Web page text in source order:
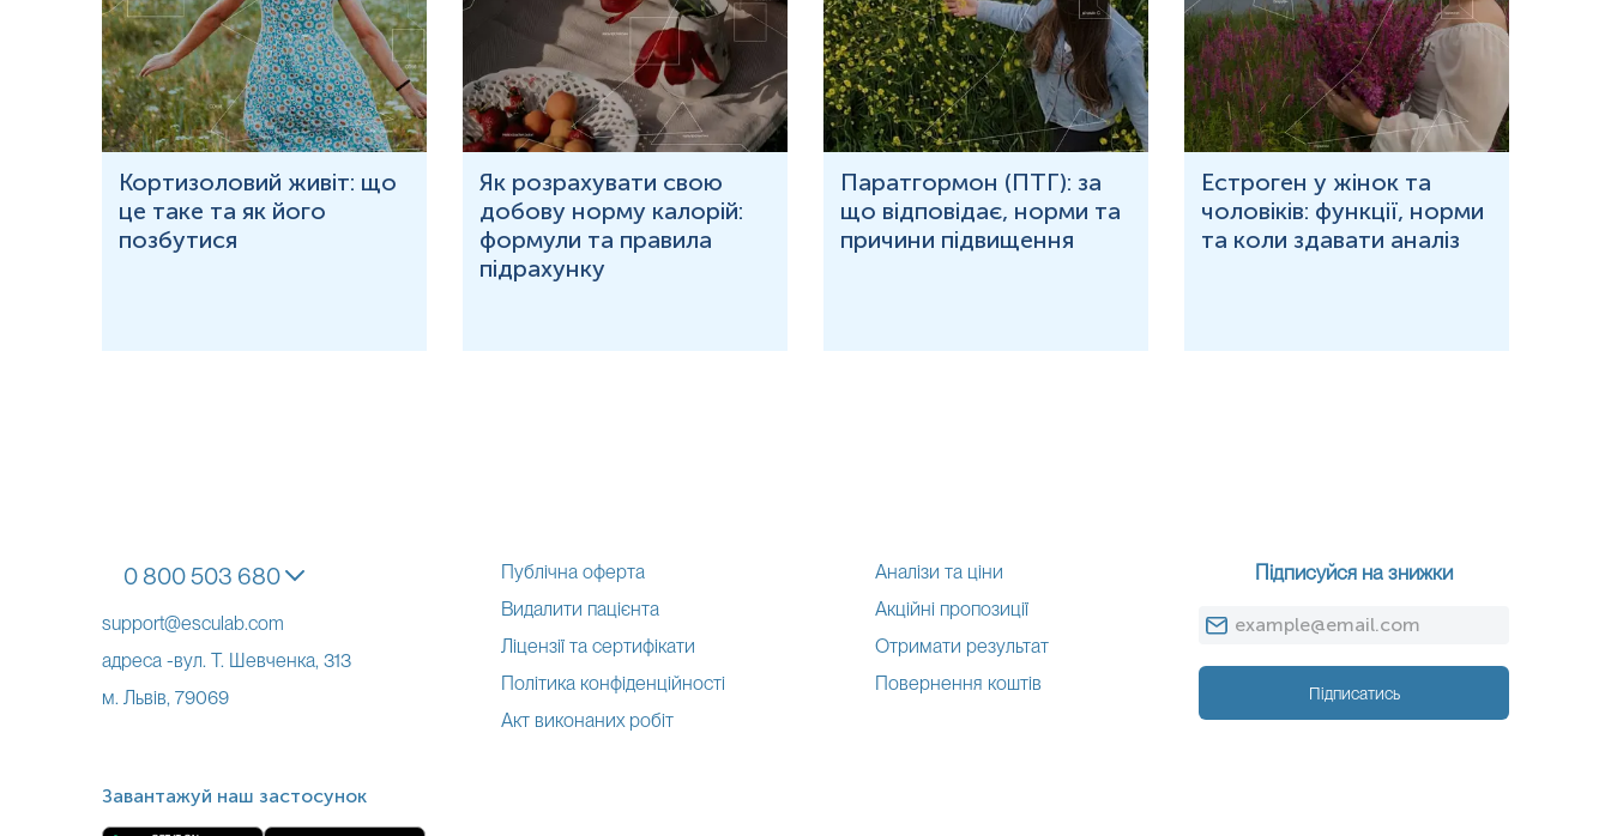
Кортизоловий живіт: що
це таке та як його
позбутися
Як розрахувати свою
добову норму калорій:
формули та правила
підрахунку
Паратгормон (ПТГ): за
що відповідає, норми та
причини підвищення
Естроген у жінок та
чоловіків: функції, норми
та коли здавати аналіз
0 800 503 680
support@esculab.com
адреса -вул. Т. Шевченка, 313
м. Львів, 79069
Публічна оферта
Видалити пацієнта
Ліцензії та сертифікати
Політика конфіденційності
Акт виконаних робіт
Аналізи та ціни
Акційні пропозиції
Отримати результат
Повернення коштів
Підписуйся на знижки
Підписатись
Завантажуй наш застосунок